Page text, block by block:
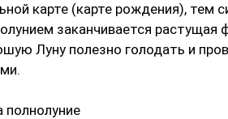
карте (карте рождения), тем
заканчивается растущая
Луну полезно голодать и